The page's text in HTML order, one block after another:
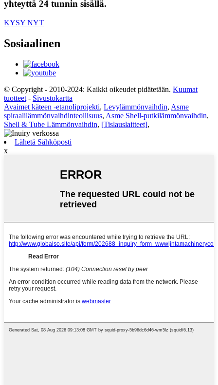
yhteyttä 24 tunnin sisällä.
KYSY NYT
Sosiaalinen
© Copyright - 2010-2024: Kaikki oikeudet pidätetään. Kuumat
tuotteet - Sivustokartta
Avaimet käteen -etanoliprojekti, Levylämmönvaihdin, Asme
spiraalilämmönvaihdinteollisuus, Asme Shell-putkilämmönvaihdin,
Shell & Tube Lämmönvaihdin, [Tislauslaitteet],
Lähetä Sähköposti
x